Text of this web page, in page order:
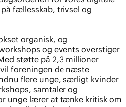
fællesskab, trivsel og
organisk, og
og events overstiger
støtte på 2,3 millioner
foreningen de næste
flere unge, særligt kvinder
samtaler og
unge lærer at tænke kritisk om